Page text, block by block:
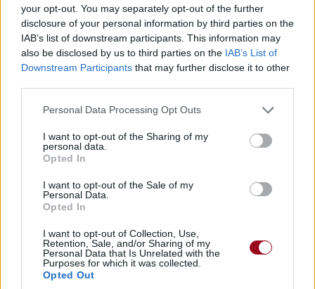
your opt-out. You may separately opt-out of the further
disclosure of your personal information by third parties on the
IAB’s list of downstream participants. This information may
also be disclosed by us to third parties on the IAB’s List of
Downstream Participants that may further disclose it to other
Personal Data Processing Opt Outs
I want to opt-out of the Sharing of my
personal data.
Opted In
I want to opt-out of the Sale of my
Personal Data.
Opted In
I want to opt-out of Collection, Use,
Retention, Sale, and/or Sharing of my
Personal Data that Is Unrelated with the
Purposes for which it was collected.
Opted Out
Publié parKCheu